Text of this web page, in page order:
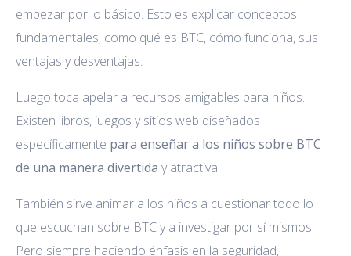
empezar por lo básico. Esto es explicar conceptos
fundamentales, como qué es BTC, cómo funciona, sus
ventajas y desventajas.
Luego toca apelar a recursos amigables para niños.
Existen libros, juegos y sitios web diseñados
específicamente para enseñar a los niños sobre BTC
de una manera divertida y atractiva.
También sirve animar a los niños a cuestionar todo lo
que escuchan sobre BTC y a investigar por sí mismos.
Pero siempre haciendo énfasis en la seguridad,